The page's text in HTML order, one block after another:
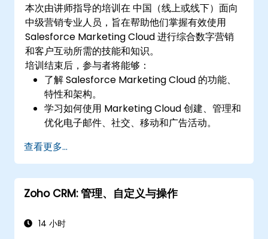
本次由讲师指导的培训在 中国（线上或线下）面向
中级营销专业人员，旨在帮助他们掌握有效使用
Salesforce Marketing Cloud 进行综合数字营销
和客户互动所需的技能和知识。
培训结束后，参与者将能够：
了解 Salesforce Marketing Cloud 的功能、
特性和架构。
学习如何使用 Marketing Cloud 创建、管理和
优化电子邮件、社交、移动和广告活动。
众，并利用数据进行定向营销。
查看更多...
Zoho CRM: 管理、自定义与操作
14 小时